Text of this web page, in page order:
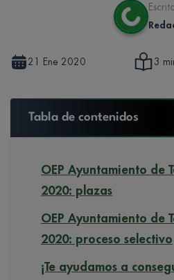
21 Ene 2020 3
Tabla de contenidos
OEP Ayuntamiento de
2020: plazas
OEP Ayuntamiento de
2020: proceso selectivo
¡Te ayudamos a